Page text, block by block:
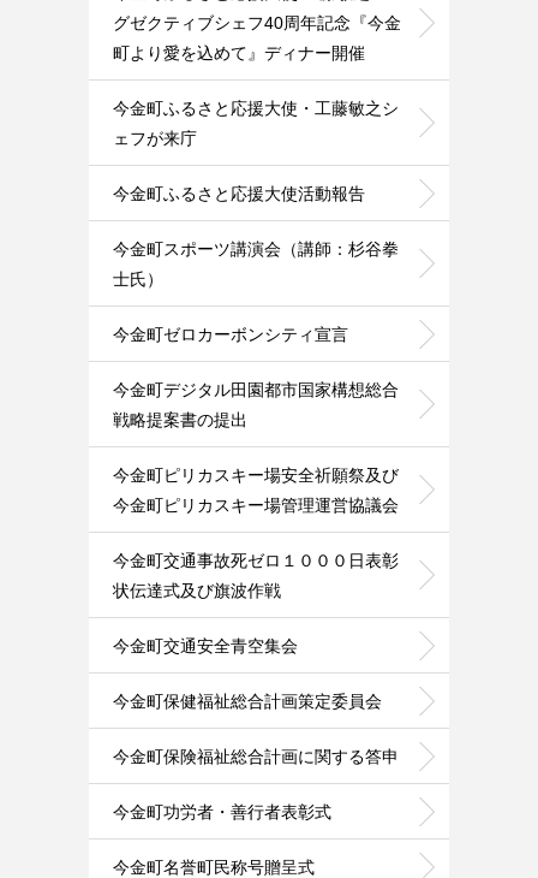
グゼクティブシェフ40周年記念『今金
町より愛を込めて』ディナー開催
今金町ふるさと応援大使・工藤敏之シ
ェフが来庁
今金町ふるさと応援大使活動報告
今金町スポーツ講演会（講師：杉谷拳
士氏）
今金町ゼロカーボンシティ宣言
今金町デジタル田園都市国家構想総合
戦略提案書の提出
今金町ピリカスキー場安全祈願祭及び
今金町ピリカスキー場管理運営協議会
今金町交通事故死ゼロ１０００日表彰
状伝達式及び旗波作戦
今金町交通安全青空集会
今金町保健福祉総合計画策定委員会
今金町保険福祉総合計画に関する答申
今金町功労者・善行者表彰式
今金町名誉町民称号贈呈式